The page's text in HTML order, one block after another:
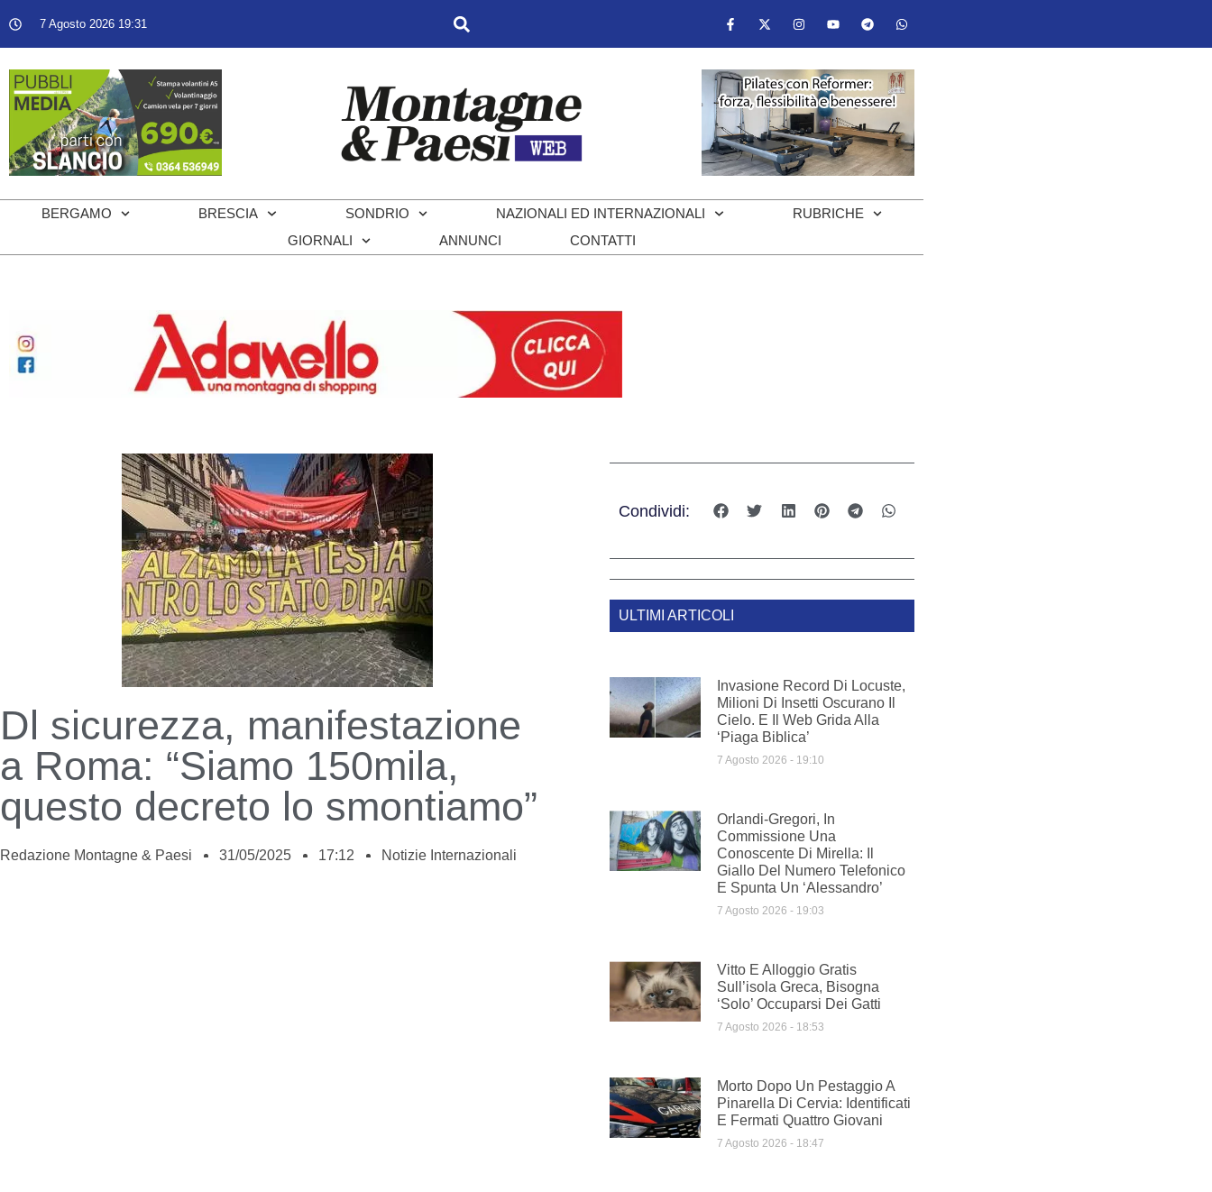
7 Agosto 2026 19:31
BERGAMO BRESCIA SONDRIO NAZIONALI ED INTERNAZIONALI
RUBRICHE
GIORNALI
ANNUNCI CONTATTI
Dl sicurezza, manifestazione
a Roma: “Siamo 150mila,
questo decreto lo smontiamo”
Redazione Montagne & Paesi 31/05/2025 17:12 Notizie Internazionali
Condividi:
ULTIMI ARTICOLI
Invasione Record Di Locuste,
Milioni Di Insetti Oscurano Il
Cielo. E Il Web Grida Alla
‘piaga Biblica’
7 Agosto 2026 19:10
Orlandi-Gregori, In
Commissione Una
Conoscente Di Mirella: Il
Giallo Del Numero Telefonico
E Spunta Un ‘Alessandro’
7 Agosto 2026 19:03
Vitto E Alloggio Gratis
Sull’isola Greca, Bisogna
‘solo’ Occuparsi Dei Gatti
7 Agosto 2026 18:53
Morto Dopo Un Pestaggio A
Pinarella Di Cervia: Identificati
E Fermati Quattro Giovani
7 Agosto 2026 18:47